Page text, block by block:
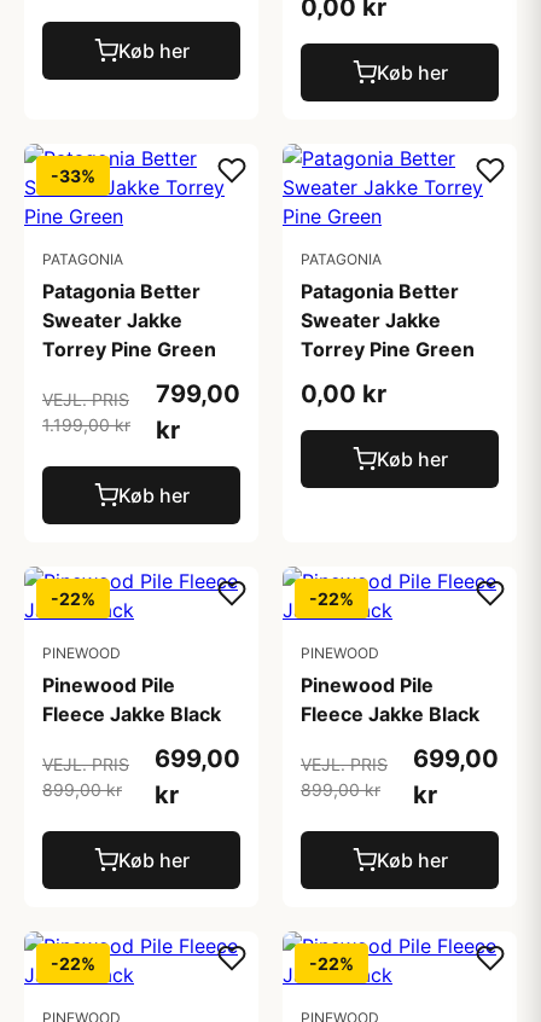
Køb her
0,00 kr
Køb her
-33%
PATAGONIA
Patagonia Better
Sweater Jakke
Torrey Pine Green
VEJL. PRIS
1.199,00 kr
799,00
kr
Køb her
PATAGONIA
Patagonia Better
Sweater Jakke
Torrey Pine Green
0,00 kr
Køb her
-22%
PINEWOOD
Pinewood Pile
Fleece Jakke Black
VEJL. PRIS
899,00 kr
699,00
kr
Køb her
-22%
PINEWOOD
Pinewood Pile
Fleece Jakke Black
VEJL. PRIS
899,00 kr
699,00
kr
Køb her
-22%
PINEWOOD
-22%
PINEWOOD